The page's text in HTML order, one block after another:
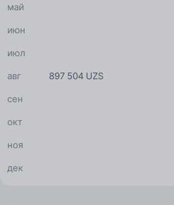
май
июн
июл
897 504 UZS
авг
сен
окт
ноя
дек